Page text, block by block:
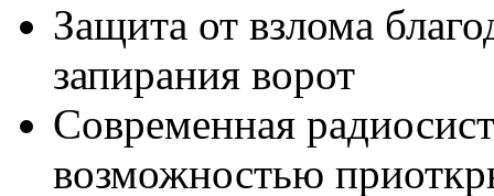
Защита от взлома
запирания ворот
Современная
возможностью